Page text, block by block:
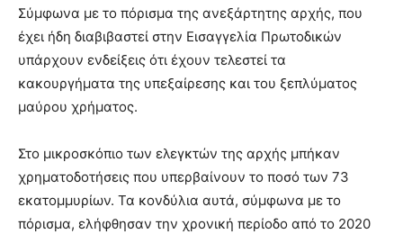
Σύμφωνα με το πόρισμα της ανεξάρτητης αρχής, που
έχει ήδη διαβιβαστεί στην Εισαγγελία Πρωτοδικών
υπάρχουν ενδείξεις ότι έχουν τελεστεί τα
κακουργήματα της υπεξαίρεσης και του ξεπλύματος
μαύρου χρήματος.
Στο μικροσκόπιο των ελεγκτών της αρχής μπήκαν
χρηματοδοτήσεις που υπερβαίνουν το ποσό των 73
εκατομμυρίων. Τα κονδύλια αυτά, σύμφωνα με το
πόρισμα, ελήφθησαν την χρονική περίοδο από το 2020